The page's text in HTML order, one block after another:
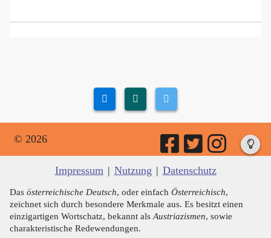
© 2026
Impressum | Nutzung | Datenschutz
Das österreichische Deutsch, oder einfach Österreichisch,
zeichnet sich durch besondere Merkmale aus. Es besitzt einen
einzigartigen Wortschatz, bekannt als Austriazismen, sowie
charakteristische Redewendungen.